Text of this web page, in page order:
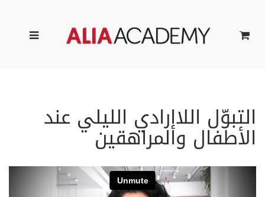
التبوّل اللاإرادي الليلي عند
الأطفال والمراهقين